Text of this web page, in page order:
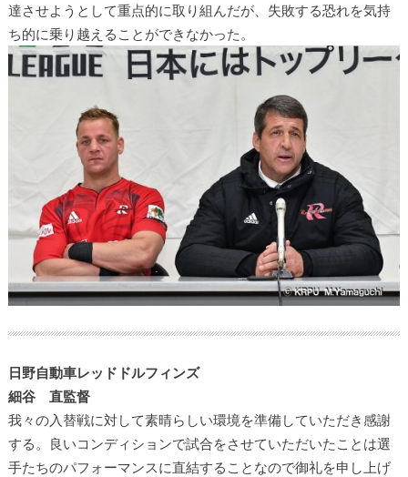
達させようとして重点的に取り組んだが、失敗する恐れを気持
ち的に乗り越えることができなかった。
日野自動車レッドドルフィンズ
細谷 直監督
我々の入替戦に対して素晴らしい環境を準備していただき感謝
する。良いコンディションで試合をさせていただいたことは選
手たちのパフォーマンスに直結することなので御礼を申し上げ